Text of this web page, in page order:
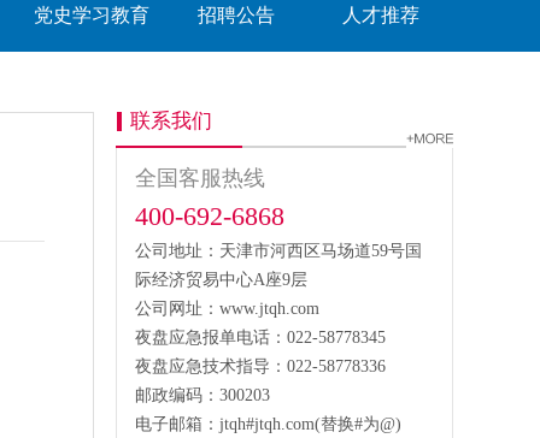
党史学习教育 招聘公告 人才推荐
联系我们
全国客服热线
400-692-6868
公司地址：天津市河西区马场道59号国
际经济贸易中心A座9层
公司网址：www.jtqh.com
夜盘应急报单电话：022-58778345
夜盘应急技术指导：022-58778336
邮政编码：300203
电子邮箱：jtqh#jtqh.com(替换#为@)